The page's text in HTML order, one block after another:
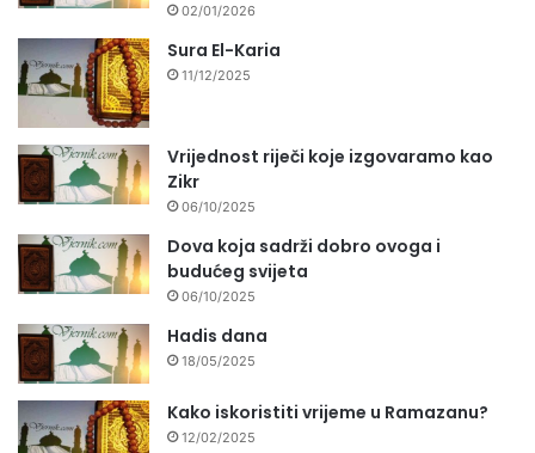
02/01/2026
Sura El-Karia
11/12/2025
Vrijednost riječi koje izgovaramo kao
Zikr
06/10/2025
Dova koja sadrži dobro ovoga i
budućeg svijeta
06/10/2025
Hadis dana
18/05/2025
Kako iskoristiti vrijeme u Ramazanu?
12/02/2025